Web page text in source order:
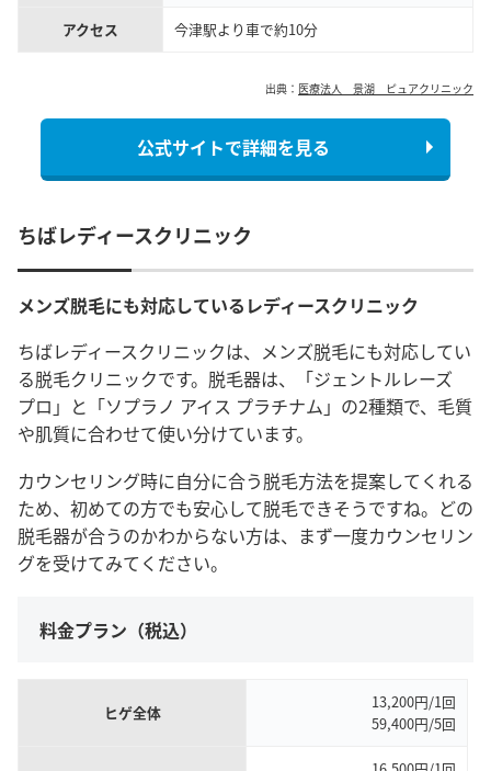
アクセス 今津駅より車で約10分
出典： 医療法人 景湖 ピュアクリニック
公式サイトで詳細を見る
ちばレディースクリニック
メンズ脱毛にも対応しているレディースクリニック
ちばレディースクリニックは、メンズ脱毛にも対応してい
る脱毛クリニックです。脱毛器は、「ジェントルレーズ
プロ」と「ソプラノ アイス プラチナム」の2種類で、毛質
や肌質に合わせて使い分けています。
カウンセリング時に自分に合う脱毛方法を提案してくれる
ため、初めての方でも安心して脱毛できそうですね。どの
脱毛器が合うのかわからない方は、まず一度カウンセリン
グを受けてみてください。
料金プラン（税込）
ヒゲ全体
13,200円/1回
59,400円/5回